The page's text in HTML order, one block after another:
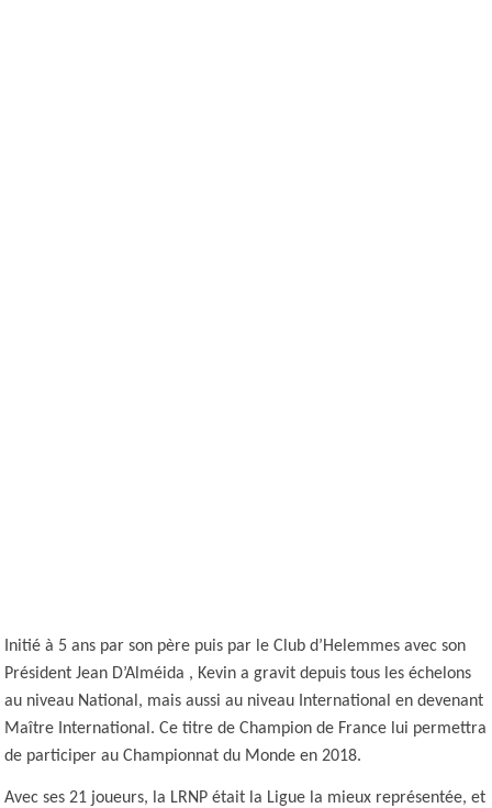
Initié à 5 ans par son père puis par le Club d’Helemmes avec son
Président Jean D’Alméida , Kevin a gravit depuis tous les échelons
au niveau National, mais aussi au niveau International en devenant
Maître International. Ce titre de Champion de France lui permettra
de participer au Championnat du Monde en 2018.
Avec ses 21 joueurs, la LRNP était la Ligue la mieux représentée, et